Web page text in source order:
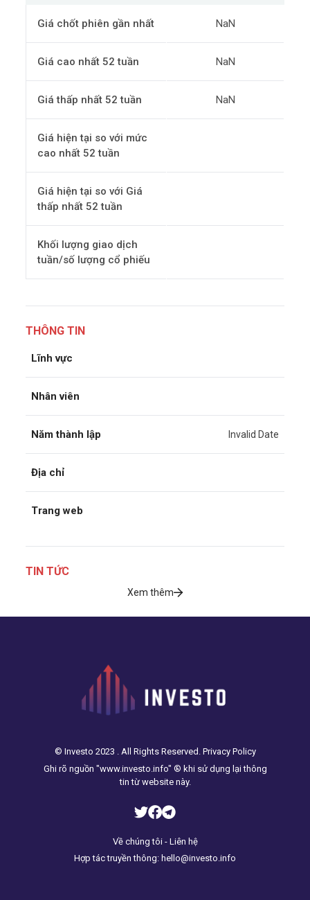
Giá chốt phiên gần nhất NaN
Giá cao nhất 52 tuần NaN
Giá thấp nhất 52 tuần NaN
Giá hiện tại so với mức
cao nhất 52 tuần
Giá hiện tại so với Giá
thấp nhất 52 tuần
Khối lượng giao dịch
tuần/số lượng cổ phiếu
THÔNG TIN
Lĩnh vực
Nhân viên
Năm thành lập Invalid Date
Địa chỉ
Trang web
TIN TỨC
Xem thêm
© Investo 2023 . All Rights Reserved. Privacy Policy
Ghi rõ nguồn "www.investo.info" ® khi sử dụng lại thông
tin từ website này.
Về chúng tôi - Liên hệ
Hợp tác truyền thông: hello@investo.info